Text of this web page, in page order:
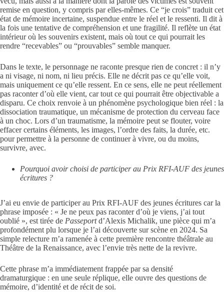
remise en question, y compris par elles-mêmes. Ce “je crois” traduit cet
état de mémoire incertaine, suspendue entre le réel et le ressenti. Il dit à
la fois une tentative de compréhension et une fragilité. Il reflète un état
intérieur où les souvenirs existent, mais où tout ce qui pourrait les
rendre “recevables” ou “prouvables” semble manquer.
Dans le texte, le personnage ne raconte presque rien de concret : il n’y
a ni visage, ni nom, ni lieu précis. Elle ne décrit pas ce qu’elle voit,
mais uniquement ce qu’elle ressent. En ce sens, elle ne peut réellement
pas raconter d’où elle vient, car tout ce qui pourrait être objectivable a
disparu. Ce choix renvoie à un phénomène psychologique bien réel : la
dissociation traumatique, un mécanisme de protection du cerveau face
à un choc. Lors d’un traumatisme, la mémoire peut se flouter, voire
effacer certains éléments, les images, l’ordre des faits, la durée, etc.
pour permettre à la personne de continuer à vivre, ou du moins,
survivre, avec.
Pourquoi avoir choisi de participer au Prix RFI-AUF des jeunes
écritures ?
J’ai eu envie de participer au Prix RFI-AUF des jeunes écritures car la
phrase imposée : « Je ne peux pas raconter d’où je viens, j’ai tout
oublié », est tirée de Passeportd’Alexis Michalik, une pièce qui m’a
profondément plu lorsque je l’ai découverte sur scène en 2024. Sa
simple relecture m’a ramenée à cette première rencontre théâtrale au
Théâtre de la Renaissance, avec l’envie très nette de la revivre.
Cette phrase m’a immédiatement frappée par sa densité
dramaturgique : en une seule réplique, elle ouvre des questions de
mémoire, d’identité et de récit de soi.